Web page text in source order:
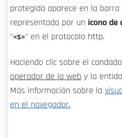
protegida aparece en la barra
representada por un icono de
"«s»" en el protocolo http.
Haciendo clic sobre el
operador de la web y la
Más información sobre la
en el navegador.